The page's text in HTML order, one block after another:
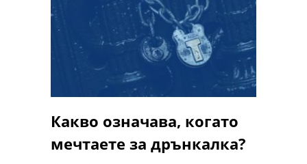
Какво означава, когато
мечтаете за дрънкалка?